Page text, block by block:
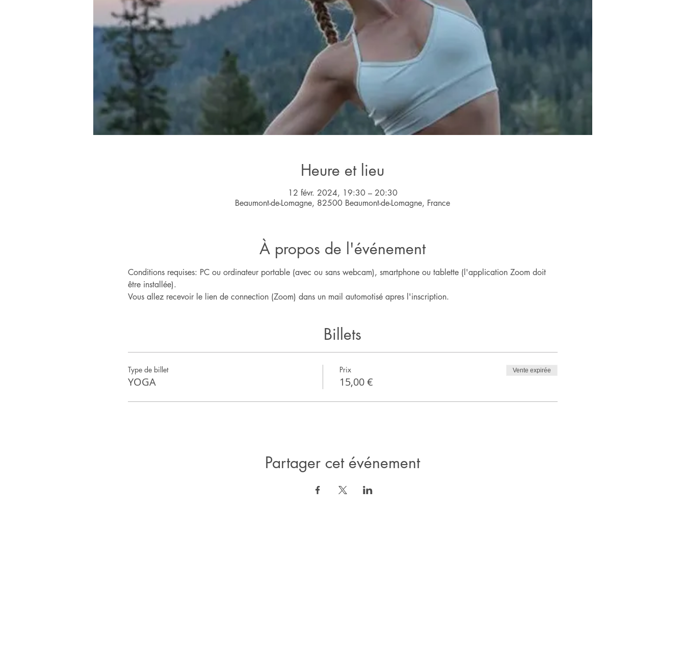
Heure et lieu
12 févr. 2024, 19:30 – 20:30
Beaumont-de-Lomagne, 82500 Beaumont-de-Lomagne, France
À propos de l'événement
Conditions requises: PC ou ordinateur portable (avec ou sans webcam), smartphone ou tablette (l'application Zoom doit
être installée).
Vous allez recevoir le lien de connection (Zoom) dans un mail automotisé apres l'inscription.
Billets
Type de billet
YOGA
Prix
15,00 €
Vente expirée
Partager cet événement